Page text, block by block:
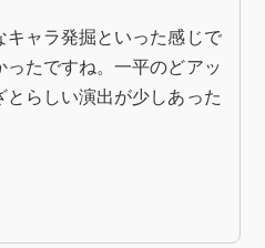
キャラ発掘といった感じで
ったですね。一平のどアッ
らしい演出が少しあった